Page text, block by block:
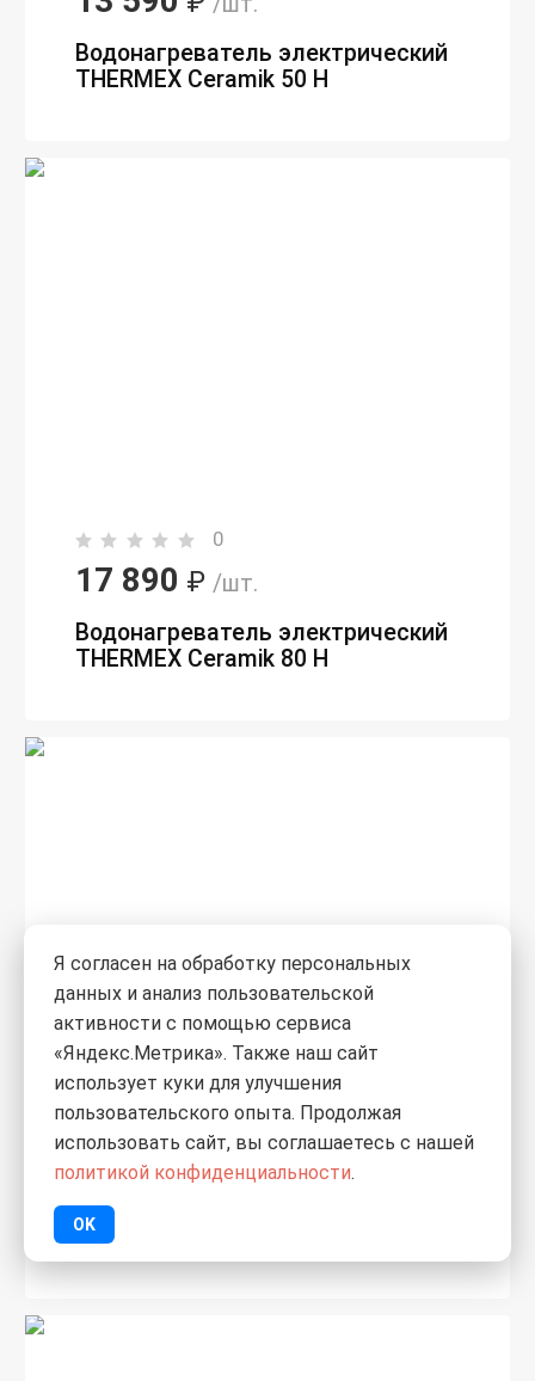
Водонагреватель электрический
THERMEX Ceramik 50 H
0
17 890 ₽ /шт.
Водонагреватель электрический
THERMEX Ceramik 80 H
0
10 290 ₽ /шт.
Водонагреватель электрический
Garanterm Flat 30 V
Я согласен на обработку персональных
данных и анализ пользовательской
активности с помощью сервиса
«Яндекс.Метрика». Также наш сайт
использует куки для улучшения
пользовательского опыта. Продолжая
использовать сайт, вы соглашаетесь с нашей
политикой конфиденциальности.
OK